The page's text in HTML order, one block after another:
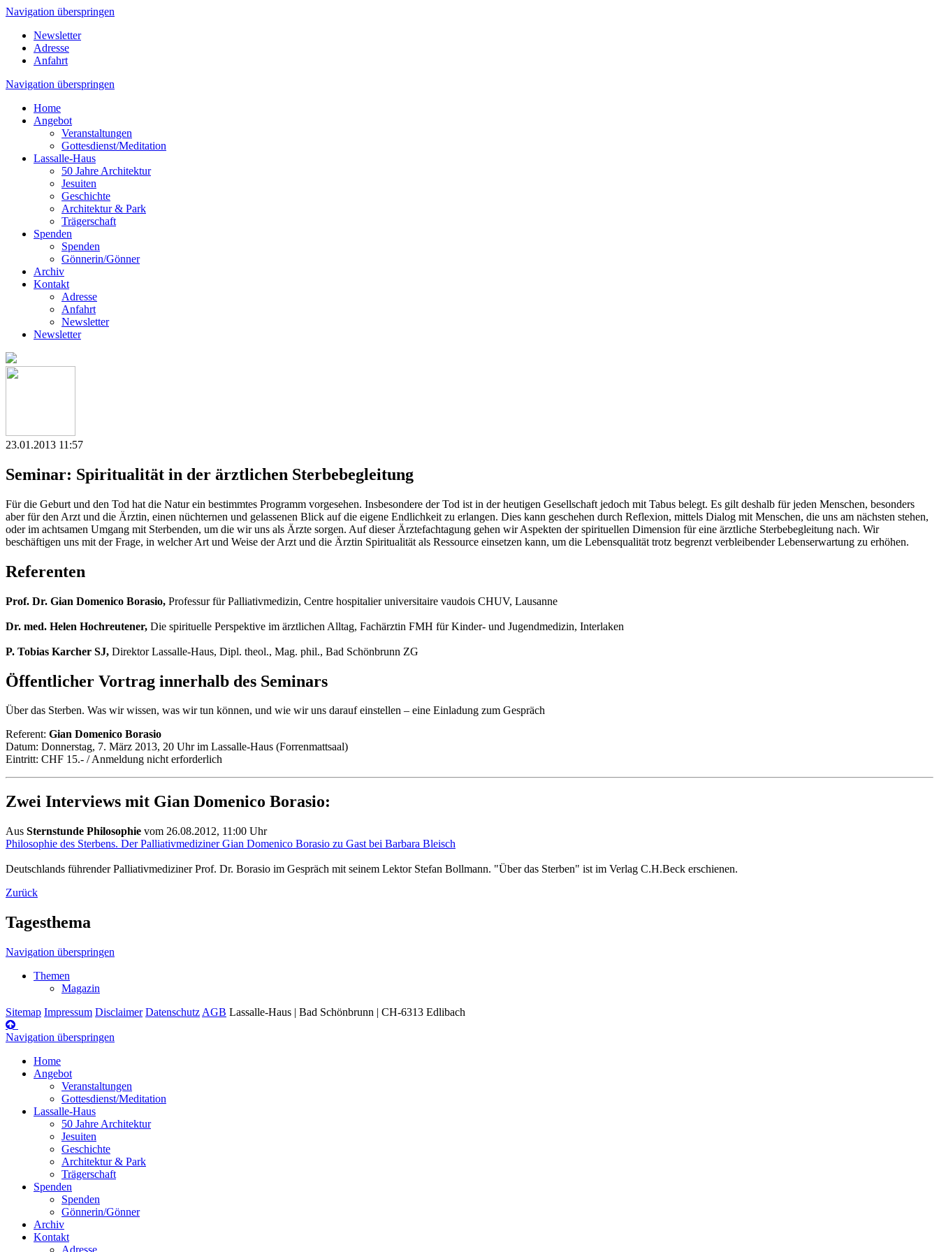
Navigation überspringen
Newsletter
Adresse
Anfahrt
Navigation überspringen
Home
Angebot
Veranstaltungen
Gottesdienst/Meditation
Lassalle-Haus
50 Jahre Architektur
Jesuiten
Geschichte
Architektur & Park
Trägerschaft
Spenden
Spenden
Gönnerin/Gönner
Archiv
Kontakt
Adresse
Anfahrt
Newsletter
Newsletter
23.01.2013 11:57
Seminar: Spiritualität in der ärztlichen Sterbebegleitung
Für die Geburt und den Tod hat die Natur ein bestimmtes Programm vorgesehen. Insbesondere der Tod ist in der heutigen Gesellschaft jedoch mit Tabus belegt. Es gilt deshalb für jeden Menschen, besonders
aber für den Arzt und die Ärztin, einen nüchternen und gelassenen Blick auf die eigene Endlichkeit zu erlangen. Dies kann geschehen durch Reflexion, mittels Dialog mit Menschen, die uns am nächsten stehen,
oder im achtsamen Umgang mit Sterbenden, um die wir uns als Ärzte sorgen. Auf dieser Ärztefachtagung gehen wir Aspekten der spirituellen Dimension für eine ärztliche Sterbebegleitung nach. Wir
beschäftigen uns mit der Frage, in welcher Art und Weise der Arzt und die Ärztin Spiritualität als Ressource einsetzen kann, um die Lebensqualität trotz begrenzt verbleibender Lebenserwartung zu erhöhen.
Referenten
Prof. Dr. Gian Domenico Borasio, Professur für Palliativmedizin, Centre hospitalier universitaire vaudois CHUV, Lausanne
Dr. med. Helen Hochreutener, Die spirituelle Perspektive im ärztlichen Alltag, Fachärztin FMH für Kinder- und Jugendmedizin, Interlaken
P. Tobias Karcher SJ, Direktor Lassalle-Haus, Dipl. theol., Mag. phil., Bad Schönbrunn ZG
Öffentlicher Vortrag innerhalb des Seminars
Über das Sterben. Was wir wissen, was wir tun können, und wie wir uns darauf einstellen – eine Einladung zum Gespräch
Referent: Gian Domenico Borasio
Datum: Donnerstag, 7. März 2013, 20 Uhr im Lassalle-Haus (Forrenmattsaal)
Eintritt: CHF 15.- / Anmeldung nicht erforderlich
Zwei Interviews mit Gian Domenico Borasio:
Aus Sternstunde Philosophie vom 26.08.2012, 11:00 Uhr
Philosophie des Sterbens. Der Palliativmediziner Gian Domenico Borasio zu Gast bei Barbara Bleisch
Deutschlands führender Palliativmediziner Prof. Dr. Borasio im Gespräch mit seinem Lektor Stefan Bollmann. "Über das Sterben" ist im Verlag C.H.Beck erschienen.
Zurück
Tagesthema
Navigation überspringen
Themen
Magazin
Sitemap Impressum Disclaimer Datenschutz AGB Lassalle-Haus | Bad Schönbrunn | CH-6313 Edlibach
Navigation überspringen
Home
Angebot
Veranstaltungen
Gottesdienst/Meditation
Lassalle-Haus
50 Jahre Architektur
Jesuiten
Geschichte
Architektur & Park
Trägerschaft
Spenden
Spenden
Gönnerin/Gönner
Archiv
Kontakt
Adresse